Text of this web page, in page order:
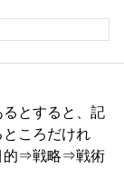
とすると、記
ころだけれ
的⇒戦略⇒戦術